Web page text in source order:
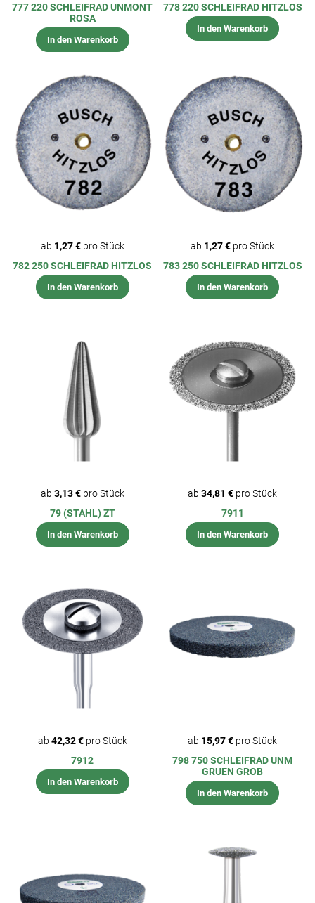
777 220 SCHLEIFRAD UNMONT
ROSA
In den Warenkorb
778 220 SCHLEIFRAD HITZLOS
In den Warenkorb
ab 1,27 €pro Stück
782 250 SCHLEIFRAD HITZLOS
In den Warenkorb
ab 1,27 € pro Stück
783 250 SCHLEIFRAD HITZLOS
In den Warenkorb
ab 3,13 €pro Stück
79 (STAHL) ZT
In den Warenkorb
ab34,81 € pro Stück
7911
In den Warenkorb
ab 42,32 €pro Stück
7912
In den Warenkorb
ab 15,97 € pro Stück
798 750 SCHLEIFRAD UNM
GRUEN GROB
In den Warenkorb